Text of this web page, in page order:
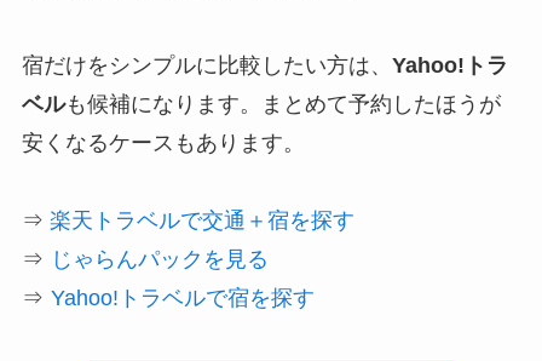
宿だけをシンプルに比較したい方は、 Yahoo!トラ
ベルも候補になります。まとめて予約したほうが
安くなるケースもあります。
⇒ 楽天トラベルで交通＋宿を探す
⇒ じゃらんパックを見る
⇒ Yahoo!トラベルで宿を探す